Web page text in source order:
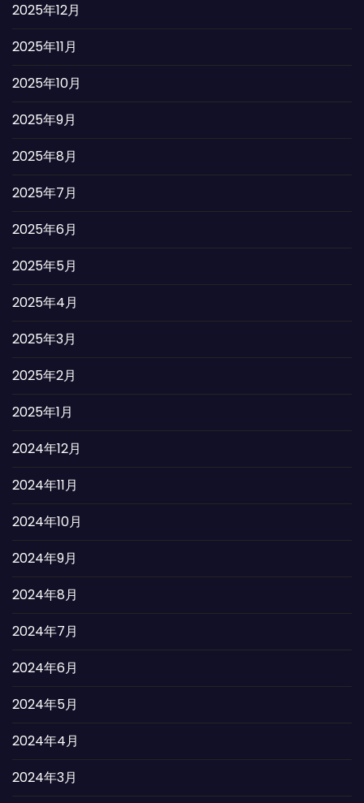
2025年12月
2025年11月
2025年10月
2025年9月
2025年8月
2025年7月
2025年6月
2025年5月
2025年4月
2025年3月
2025年2月
2025年1月
2024年12月
2024年11月
2024年10月
2024年9月
2024年8月
2024年7月
2024年6月
2024年5月
2024年4月
2024年3月